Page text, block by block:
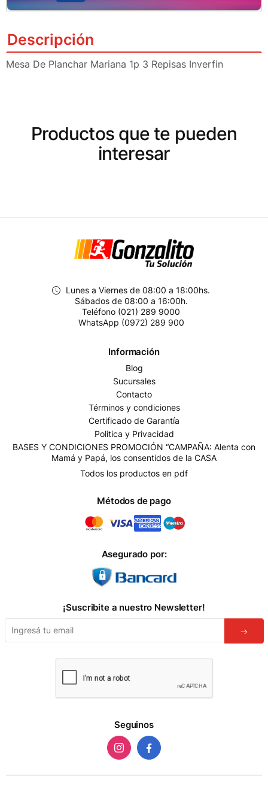
Descripción
Mesa De Planchar Mariana 1p 3 Repisas Inverfin
Productos que te pueden
interesar
Lunes a Viernes de 08:00 a 18:00hs.
Sábados de 08:00 a 16:00h.
Teléfono (021) 289 9000
WhatsApp (0972) 289 900
Información
Blog
Sucursales
Contacto
Términos y condiciones
Certificado de Garantía
Politica y Privacidad
BASES Y CONDICIONES PROMOCIÓN “CAMPAÑA: Alenta con
Mamá y Papá, los consentidos de la CASA
Todos los productos en pdf
Métodos de pago
Asegurado por:
¡Suscribite a nuestro Newsletter!
Seguinos